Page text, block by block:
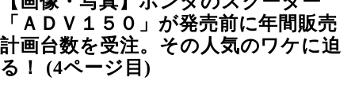
「ＡＤＶ１５０」が発売前に年間販売
計画台数を受注。その人気のワケに迫
る！ (4ページ目)